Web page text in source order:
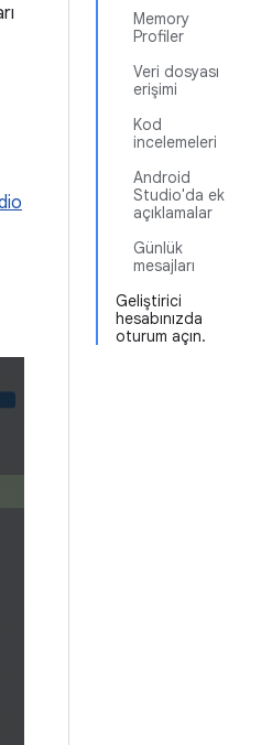
Memory
Profiler
Veri dosyası
erişimi
Kod
incelemeleri
Android
Studio'da ek
açıklamalar
Günlük
mesajları
Geliştirici
hesabınızda
oturum açın.